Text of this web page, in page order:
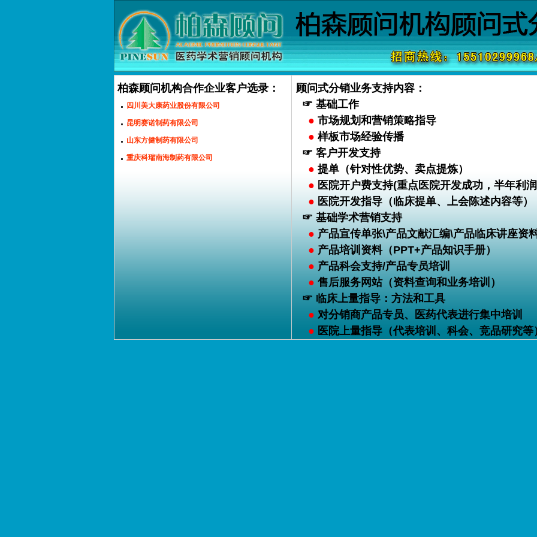
柏森顾问机构合作企业客户选录：
. 四川美大康药业股份有限公司
. 昆明赛诺制药有限公司
. 山东方健制药有限公司
. 重庆科瑞南海制药有限公司
顾问式分销业务支持内容：
☞ 基础工作
● 市场规划和营销策略指导
● 样板市场经验传播
☞ 客户开发支持
● 提单（针对性优势、卖点提炼）
● 医院开户费支持(重点医院开发成功，半年利
● 医院开发指导（临床提单、上会陈述内容等）
☞ 基础学术营销支持
● 产品宣传单张\产品文献汇编\产品临床讲座资
● 产品培训资料（PPT+产品知识手册）
● 产品科会支持/产品专员培训
● 售后服务网站（资料查询和业务培训）
☞ 临床上量指导：方法和工具
● 对分销商产品专员、医药代表进行集中培训
● 医院上量指导（代表培训、科会、竞品研究等